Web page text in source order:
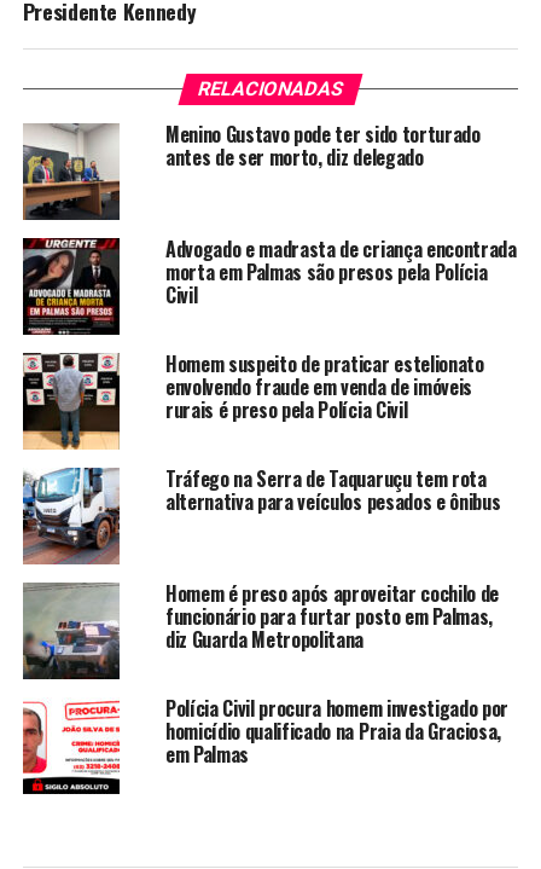
Presidente Kennedy
RELACIONADAS
Menino Gustavo pode ter sido torturado
antes de ser morto, diz delegado
Advogado e madrasta de criança encontrada
morta em Palmas são presos pela Polícia
Civil
Homem suspeito de praticar estelionato
envolvendo fraude em venda de imóveis
rurais é preso pela Polícia Civil
Tráfego na Serra de Taquaruçu tem rota
alternativa para veículos pesados e ônibus
Homem é preso após aproveitar cochilo de
funcionário para furtar posto em Palmas,
diz Guarda Metropolitana
Polícia Civil procura homem investigado por
homicídio qualificado na Praia da Graciosa,
em Palmas